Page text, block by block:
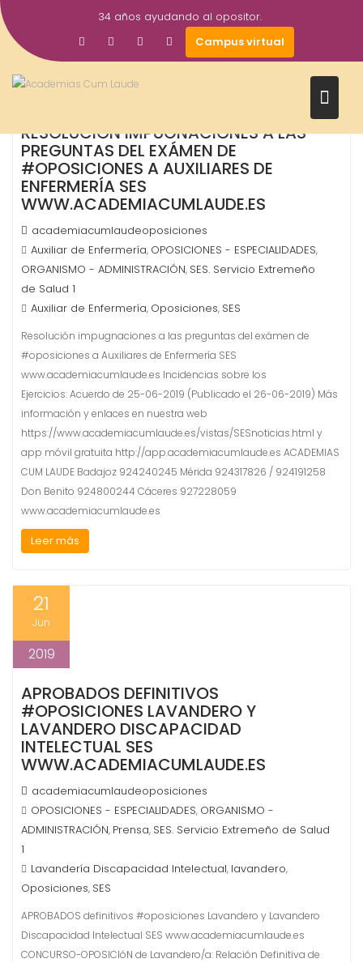
Saltar
al
contenido
34 años ayudando al opositor.
Campus virtual
Jun
2019
RESOLUCIÓN IMPUGNACIONES A LAS
PREGUNTAS DEL EXÁMEN DE
#OPOSICIONES A AUXILIARES DE
ENFERMERÍA SES
WWW.ACADEMIACUMLAUDE.ES
academiacumlaudeoposiciones
Auxiliar de Enfermería, OPOSICIONES - ESPECIALIDADES,
ORGANISMO - ADMINISTRACIÓN, SES. Servicio Extremeño
de Salud 1
Auxiliar de Enfermería, Oposiciones, SES
Resolución impugnaciones a las preguntas del exámen de
#oposiciones a Auxiliares de Enfermería SES
www.academiacumlaude.es Incidencias sobre los
Ejercicios: Acuerdo de 25-06-2019 (Publicado el 26-06-2019) Más
información y enlaces en nuestra web
https://www.academiacumlaude.es/vistas/SESnoticias.html y
app móvil gratuita http://app.academiacumlaude.es ACADEMIAS
CUM LAUDE Badajoz 924240245 Mérida 924317826 / 924191258
Don Benito 924800244 Cáceres 927228059
www.academiacumlaude.es
Leer más
21
Jun
2019
APROBADOS DEFINITIVOS
#OPOSICIONES LAVANDERO Y
LAVANDERO DISCAPACIDAD
INTELECTUAL SES
WWW.ACADEMIACUMLAUDE.ES
academiacumlaudeoposiciones
OPOSICIONES - ESPECIALIDADES, ORGANISMO -
ADMINISTRACIÓN, Prensa, SES. Servicio Extremeño de Salud
1
Lavandería Discapacidad Intelectual, lavandero,
Oposiciones, SES
APROBADOS definitivos #oposiciones Lavandero y Lavandero
Discapacidad Intelectual SES www.academiacumlaude.es
CONCURSO-OPOSICIóN de Lavandero/a: Relación Definitiva de